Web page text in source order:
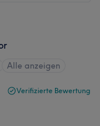
Alle anzeigen
Verifizierte Bewertung